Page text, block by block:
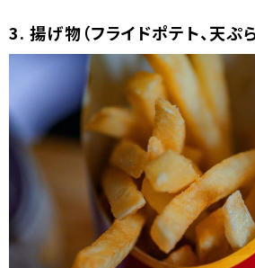
3. 揚げ物（フライドポテト、天ぷ